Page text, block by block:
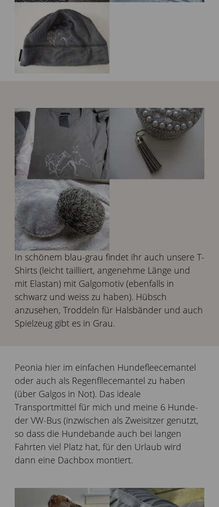
In schönem blau-grau findet ihr auch unsere T-
Shirts (leicht tailliert, angenehme Länge und
mit Elastan) mit Galgomotiv (ebenfalls in
schwarz und weiss zu haben). Hübsch
anzusehen, Troddeln für Halsbänder und auch
Spielzeug gibt es in Grau.
Peonia hier im einfachen Hundefleecemantel
oder auch als Regenfllecemantel zu haben
(über Galgos in Not). Das ideale
Transportmittel für mich und meine 6 Hunde-
der VW-Bus (inzwischen als Zweisitzer genutzt,
so dass die Hundebande auch bei langen
Fahrten viel Platz hat, für den Urlaub wird
dann eine Dachbox montiert.